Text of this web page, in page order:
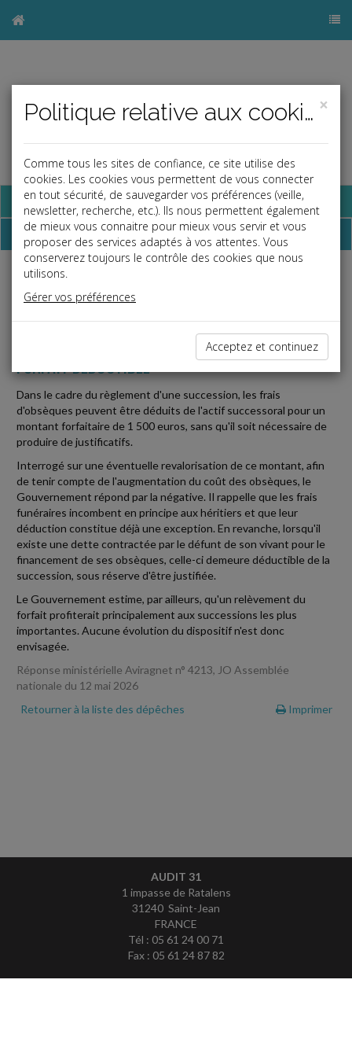
Base documentaire
Dépêches
Fiscal TPE
FRAIS D'OBSÈQUES : PAS DE REVALORISATION DU
FORFAIT DÉDUCTIBLE
Dans le cadre du règlement d'une succession, les frais
d'obsèques peuvent être déduits de l'actif successoral pour un
montant forfaitaire de 1 500 euros, sans qu'il soit nécessaire de
produire de justificatifs.
Interrogé sur une éventuelle revalorisation de ce montant, afin
de tenir compte de l'augmentation du coût des obsèques, le
Gouvernement répond par la négative. Il rappelle que les frais
funéraires incombent en principe aux héritiers et que leur
déduction constitue déjà une exception. En revanche, lorsqu'il
existe une dette contractée par le défunt de son vivant pour le
financement de ses obsèques, celle-ci demeure déductible de la
succession, sous réserve d'être justifiée.
Le Gouvernement estime, par ailleurs, qu'un relèvement du
forfait profiterait principalement aux successions les plus
importantes. Aucune évolution du dispositif n'est donc
envisagée.
Réponse ministérielle Aviragnet n° 4213, JO Assemblée
nationale du 12 mai 2026
Retourner à la liste des dépêches
Imprimer
AUDIT 31
1 impasse de Ratalens
31240 Saint-Jean
FRANCE
Tél : 05 61 24 00 71
Fax : 05 61 24 87 82
×
Politique relative aux cookies
Comme tous les sites de confiance, ce site utilise des
cookies. Les cookies vous permettent de vous connecter
en tout sécurité, de sauvegarder vos préférences (veille,
newsletter, recherche, etc.). Ils nous permettent également
de mieux vous connaitre pour mieux vous servir et vous
proposer des services adaptés à vos attentes. Vous
conserverez toujours le contrôle des cookies que nous
utilisons.
Gérer vos préférences
Acceptez et continuez